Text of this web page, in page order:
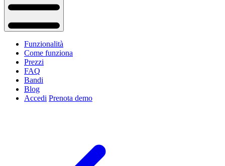
Funzionalità
Come funziona
Prezzi
FAQ
Bandi
Blog
Accedi Prenota demo